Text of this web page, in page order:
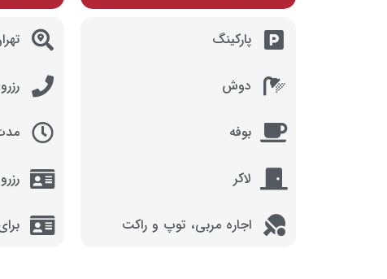
پارکینگ
دوش
بوفه
لاکر
اجاره مربی، توپ و راکت
رزرو
مدت